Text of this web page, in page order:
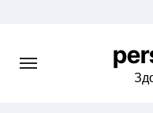
содержимому